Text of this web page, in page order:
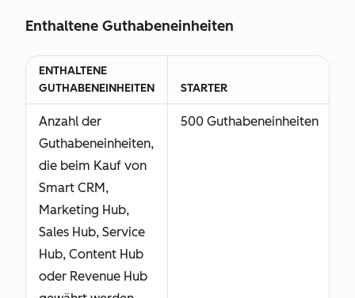
oder Enterprise,
einschließlich
erweiterter CPQ-
Tools. Die Revenue-
Lizenz umfasst auch
den Zugriff auf die
Basislizenz.
Leselizenz
Ermöglicht es
Nutzern, die
Abonnementdienste
anzusehen, ohne
Enthaltene Guthabeneinheiten
ENTHALTENE
GUTHABENEINHEITEN
STARTER
Anzahl der
Guthabeneinheiten,
die beim Kauf von
Smart CRM,
Marketing Hub,
Sales Hub, Service
Hub, Content Hub
oder Revenue Hub
500 Guthabeneinheiten